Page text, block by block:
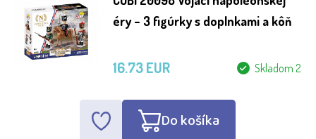
Pygmalino
Quercetti
Small Angel
éry – 3 figúrky s doplnkami a kôň
Skladom 2
16.73 EUR
Do košíka